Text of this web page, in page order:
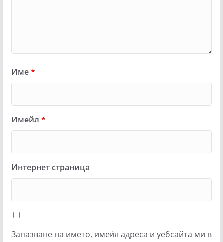
Име*
Имейл *
Интернет страница
Запазване на името, имейл адреса и уебсайта ми в